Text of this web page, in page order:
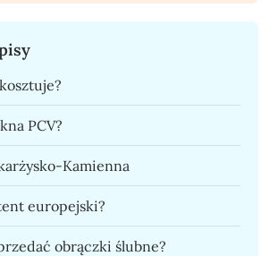
PCV?
Kamienna
europejski?
obrączki ślubne?